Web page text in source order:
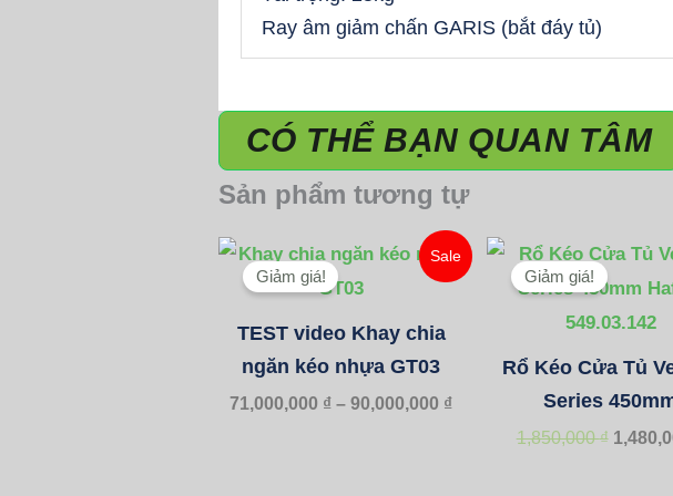
Ray âm giảm chấn GARIS (bắt đáy tủ)
CÓ THỂ BẠN QUAN TÂM
Sản phẩm tương tự
Sale
Giảm giá!
TEST video Khay chia
ngăn kéo nhựa GT03
71,000,000 ₫ – 90,000,000 ₫
Khoảng
giá:
90,000,000 ₫
Giảm giá!
Rổ Kéo Cửa Tủ
Series
1,850,000₫
Giá
là: